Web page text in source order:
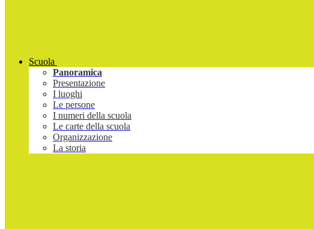
Scuola
Panoramica
Presentazione
I luoghi
Le persone
I numeri della scuola
Le carte della scuola
Organizzazione
La storia